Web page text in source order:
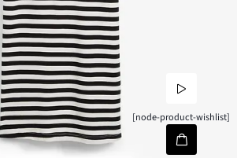
[node-product-wishlist]